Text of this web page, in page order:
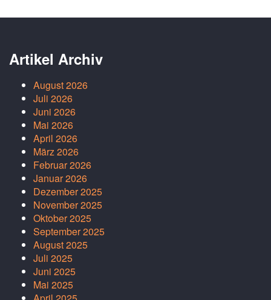
Artikel Archiv
August 2026
Juli 2026
Juni 2026
Mai 2026
April 2026
März 2026
Februar 2026
Januar 2026
Dezember 2025
November 2025
Oktober 2025
September 2025
August 2025
Juli 2025
Juni 2025
Mai 2025